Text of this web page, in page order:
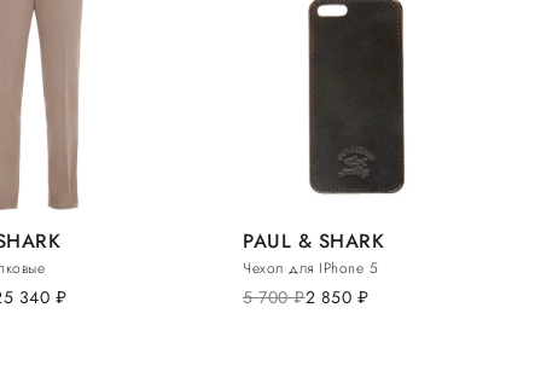
340 руб.
PAUL & SHARK
Чехол для IPhone 5
5 700руб.2 850 руб.